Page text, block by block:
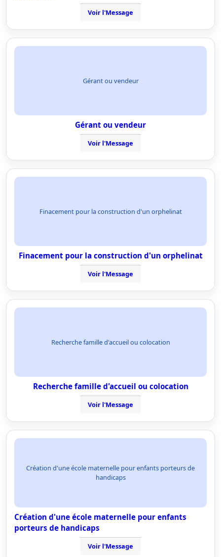
Voir l'Message
Gérant ou vendeur
Gérant ou vendeur
Voir l'Message
Finacement pour la construction d'un orphelinat
Finacement pour la construction d'un orphelinat
Voir l'Message
Recherche famille d'accueil ou colocation
Recherche famille d'accueil ou colocation
Voir l'Message
Création d'une école maternelle pour enfants porteurs de
handicaps
Création d'une école maternelle pour enfants
porteurs de handicaps
Voir l'Message